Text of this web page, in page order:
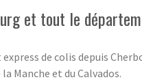
et tout le
de colis depuis
Manche et du Calvados.